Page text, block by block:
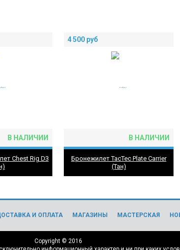
В НАЛИЧИИ
Chest Rig D3
4 500 руб
В НАЛИЧИИ
Бронежилет TacTeс Plate Carrier
(Тан)
И ОПЛАТА МАГАЗИНЫ МАСТЕРСКАЯ
Copyright © 2016